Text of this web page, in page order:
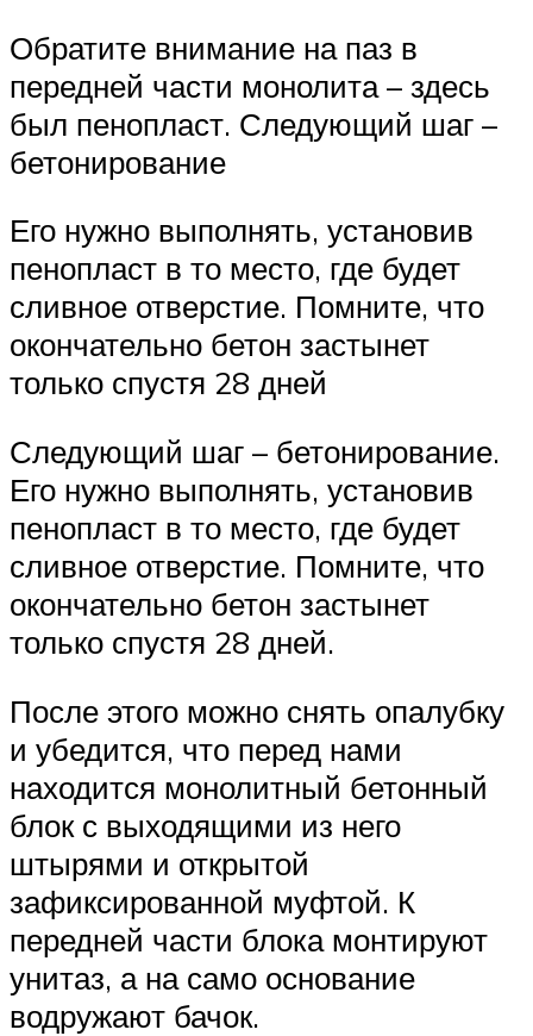
Обратите внимание на паз в
передней части монолита – здесь
был пенопласт. Следующий шаг –
бетонирование
Его нужно выполнять, установив
пенопласт в то место, где будет
сливное отверстие. Помните, что
окончательно бетон застынет
только спустя 28 дней
Следующий шаг – бетонирование.
Его нужно выполнять, установив
пенопласт в то место, где будет
сливное отверстие. Помните, что
окончательно бетон застынет
только спустя 28 дней.
После этого можно снять опалубку
и убедится, что перед нами
находится монолитный бетонный
блок с выходящими из него
штырями и открытой
зафиксированной муфтой. К
передней части блока монтируют
унитаз, а на само основание
водружают бачок.